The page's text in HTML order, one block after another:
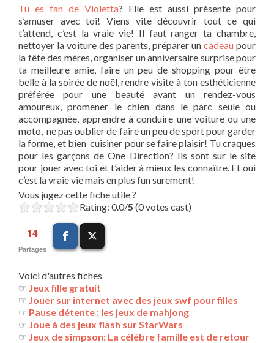
Tu es fan de Violetta? Elle est aussi présente pour
s’amuser avec toi! Viens vite découvrir tout ce qui
t’attend, c’est la vraie vie! Il faut ranger ta chambre,
nettoyer la voiture des parents, préparer un cadeau pour
la fête des mères, organiser un anniversaire surprise pour
ta meilleure amie, faire un peu de shopping pour être
belle à la soirée de noël, rendre visite à ton esthéticienne
préférée pour une beauté avant un rendez-vous
amoureux, promener le chien dans le parc seule ou
accompagnée, apprendre à conduire une voiture ou une
moto, ne pas oublier de faire un peu de sport pour garder
la forme, et bien cuisiner pour se faire plaisir! Tu craques
pour les garçons de One Direction? Ils sont sur le site
pour jouer avec toi et t’aider à mieux les connaître. Et oui
c’est la vraie vie mais en plus fun surement!
Vous jugez cette fiche utile ?
Rating: 0.0/5 (0 votes cast)
14
Partages
Voici d'autres fiches
☞ Jeux fille gratuit
☞ Jouer sur internet avec des jeux swf pour filles
☞ Pause détente : les jeux de mahjong
☞ Joue à des jeux flash sur StarWars
☞ Jeux de simpson: La célèbre famille est de retour